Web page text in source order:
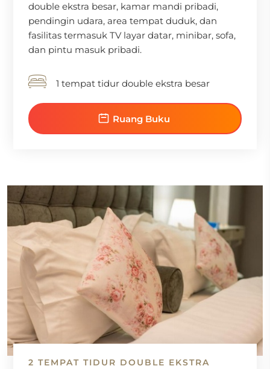
double ekstra besar, kamar mandi pribadi,
pendingin udara, area tempat duduk, dan
fasilitas termasuk TV layar datar, minibar, sofa,
dan pintu masuk pribadi.
1 tempat tidur double ekstra besar
Ruang Buku
2 TEMPAT TIDUR DOUBLE EKSTRA